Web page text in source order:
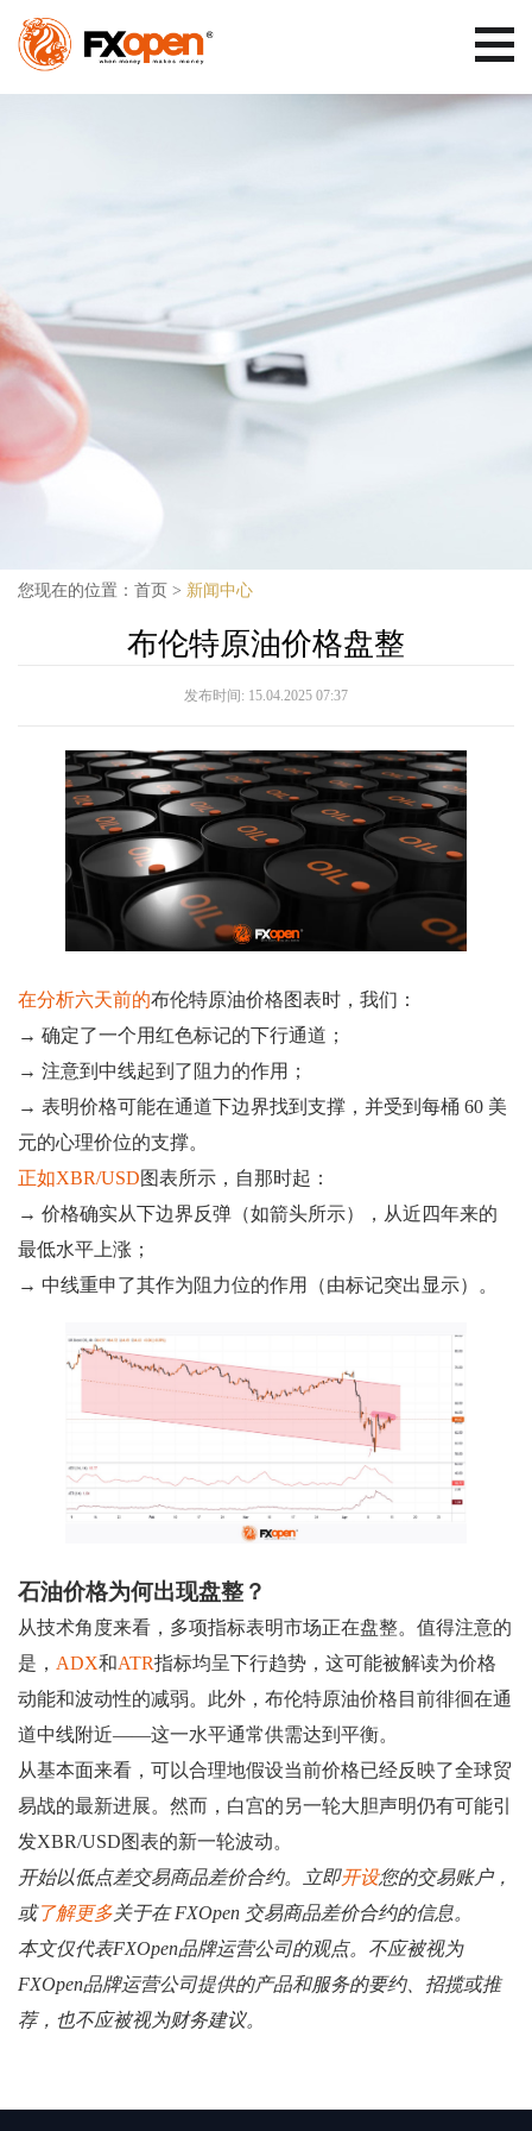
您现在的位置： 首页 > 新闻中心
布伦特原油价格盘整
发布时间: 15.04.2025 07:37
在分析六天前的布伦特原油价格图表时，我们：
→ 确定了一个用红色标记的下行通道；
→ 注意到中线起到了阻力的作用；
→ 表明价格可能在通道下边界找到支撑，并受到每桶 60 美
元的心理价位的支撑。
正如XBR/USD图表所示，自那时起：
→ 价格确实从下边界反弹（如箭头所示），从近四年来的
最低水平上涨；
→ 中线重申了其作为阻力位的作用（由标记突出显示）。
石油价格为何出现盘整？
从技术角度来看，多项指标表明市场正在盘整。值得注意的
是， ADX和ATR指标均呈下行趋势，这可能被解读为价格
动能和波动性的减弱。此外，布伦特原油价格目前徘徊在通
道中线附近——这一水平通常供需达到平衡。
从基本面来看，可以合理地假设当前价格已经反映了全球贸
易战的最新进展。然而，白宫的另一轮大胆声明仍有可能引
发XBR/USD图表的新一轮波动。
开始以低点差交易商品差价合约。立即开设您的交易账户，
或了解更多关于在 FXOpen 交易商品差价合约的信息。
本文仅代表FXOpen品牌运营公司的观点。不应被视为
FXOpen品牌运营公司提供的产品和服务的要约、招揽或推
荐，也不应被视为财务建议。